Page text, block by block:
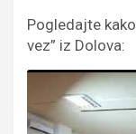
Pogledajte
vez” iz Dolova: